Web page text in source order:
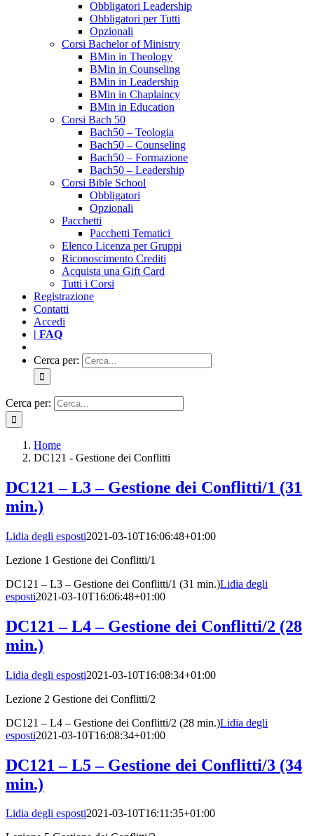
Obbligatori Leadership
Obbligatori per Tutti
Opzionali
Corsi Bachelor of Ministry
BMin in Theology
BMin in Counseling
BMin in Leadership
BMin in Chaplaincy
BMin in Education
Corsi Bach 50
Bach50 – Teologia
Bach50 – Counseling
Bach50 – Formazione
Bach50 – Leadership
Corsi Bible School
Obbligatori
Opzionali
Pacchetti
Pacchetti Tematici
Elenco Licenza per Gruppi
Riconoscimento Crediti
Acquista una Gift Card
Tutti i Corsi
Registrazione
Contatti
Accedi
| FAQ
Cerca per:
Cerca per:
Home
DC121 - Gestione dei Conflitti
DC121 – L3 – Gestione dei Conflitti/1 (31
min.)
Lidia degli esposti2021-03-10T16:06:48+01:00
Lezione 1 Gestione dei Conflitti/1
DC121 – L3 – Gestione dei Conflitti/1 (31 min.)Lidia degli
esposti2021-03-10T16:06:48+01:00
DC121 – L4 – Gestione dei Conflitti/2 (28
min.)
Lidia degli esposti2021-03-10T16:08:34+01:00
Lezione 2 Gestione dei Conflitti/2
DC121 – L4 – Gestione dei Conflitti/2 (28 min.)Lidia degli
esposti2021-03-10T16:08:34+01:00
DC121 – L5 – Gestione dei Conflitti/3 (34
min.)
Lidia degli esposti2021-03-10T16:11:35+01:00